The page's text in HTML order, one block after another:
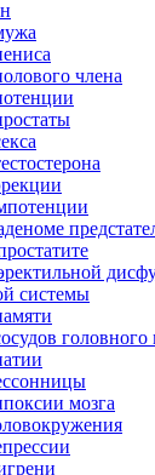
члена
системы
головного
мозга